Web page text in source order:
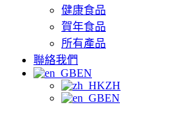
健康食品
賀年食品
所有產品
聯絡我們
EN
ZH
EN